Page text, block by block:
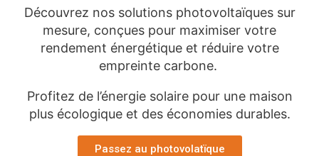
Découvrez nos solutions photovoltaïques sur
mesure, conçues pour maximiser votre
rendement énergétique et réduire votre
empreinte carbone.
Profitez de l’énergie solaire pour une maison
plus écologique et des économies durables.
Passez au photovolatïque